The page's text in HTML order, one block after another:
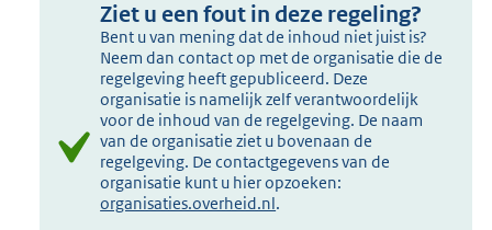
Ziet u een fout in deze regeling?
Bent u van mening dat de inhoud niet juist is?
Neem dan contact op met de organisatie die de
regelgeving heeft gepubliceerd. Deze
organisatie is namelijk zelf verantwoordelijk
voor de inhoud van de regelgeving. De naam
van de organisatie ziet u bovenaan de
regelgeving. De contactgegevens van de
organisatie kunt u hier opzoeken:
organisaties.overheid.nl.